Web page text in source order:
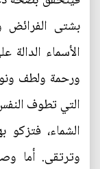
بشتى الفرائض
الأسماء
ورحمة ولطف
التي تطوف
الشماء، فتزكو
وترتقى. أما